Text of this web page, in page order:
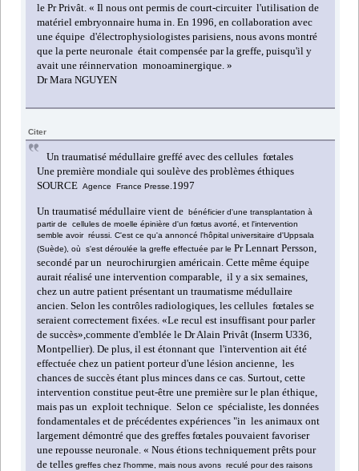
le Pr Privât.« Il nous ont permis de court-circuiter l'utilisation de
matériel embryonnaire huma in. En 1996,en collaboration avec
une équipe d'électrophysiologistes parisiens, nous avons montré
que la perte neuronale était compensée par la greffe, puisqu'il y
avait une réinnervation monoaminergique. »
Dr Mara NGUYEN
Citer
Un traumatisé médullaire greffé avec des cellules fœtales
Une première mondiale qui soulève des problèmes éthiques
SOURCE Agence France Presse. 1997
Un traumatisé médullaire vient debénéficier d'une transplantation à
partir de cellules de moelle épinière d'un fœtus avorté, et l'intervention
semble avoir réussi. C'est ce qu'a annoncé l'hôpital universitaire d'Uppsala
(Suède), où s'est déroulée la greffe effectuée par le PrLennart Persson,
secondé par un neurochirurgien américain. Cette même équipe
aurait réalisé une intervention comparable, il y a six semaines,
chez un autre patient présentant un traumatismemédullaire
ancien. Selon les contrôles radiologiques, les cellules fœtales se
seraient correctement fixées.«Le recul est insuffisant pour parler
de succès»,commente d'emblée le Dr Alain Privât(InsermU336,
Montpellier).De plus, il est étonnant que l'intervention ait été
effectuée chez un patient porteur d'une lésion ancienne, les
chances de succès étant plus minces dans ce cas. Surtout, cette
intervention constitue peut-être une première sur le plan éthique,
mais pas un exploit technique. Selonce spécialiste, les données
fondamentales et de précédentes expériences "in les animaux ont
largement démontré que des greffes fœtales pouvaient favoriser
une repousse neuronale. «Nous étions techniquement prêts pour
de tellesgreffes chez l'homme, mais nous avons reculé pour des raisons